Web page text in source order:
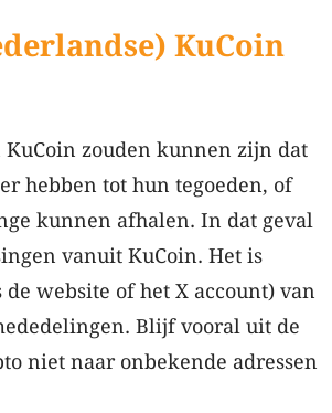
KuCoin
zouden kunnen zijn dat
hebben tot hun tegoeden, of
kunnen afhalen. In dat geval
vanuit KuCoin. Het is
website of het X account) van
Blijf vooral uit de
niet naar onbekende adressen